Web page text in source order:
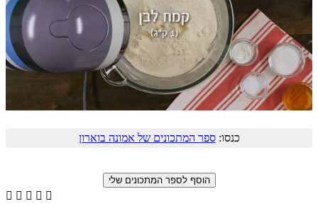
כנסו:ספר המתכונים של אמונה בוארון
    